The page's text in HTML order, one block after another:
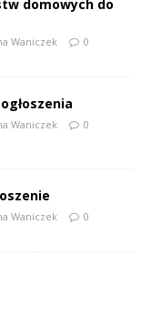
domowych do
Waniczek 0
Waniczek 0
Waniczek 0